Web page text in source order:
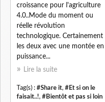
croissance pour l'agriculture
4.0..Mode du moment ou
réelle révolution
technologique. Certainement
les deux avec une montée en
puissance...
Lire la suite
Tag(s) : #Share it, #Et si on le
faisait..!, #Bientôt et pas si loin